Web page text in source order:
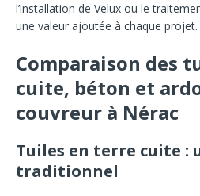
l’installation de Velux ou le
une valeur ajoutée à chaque projet.
Comparaison des
cuite, béton et
couvreur à Nérac
Tuiles en terre cuite :
traditionnel